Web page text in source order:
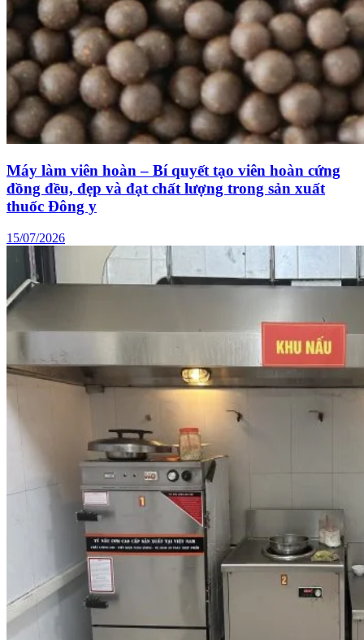
Máy làm viên hoàn – Bí quyết tạo viên hoàn cứng
đồng đều, đẹp và đạt chất lượng trong sản xuất
thuốc Đông y
15/07/2026